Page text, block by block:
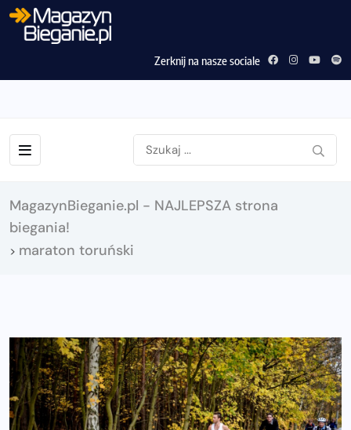
Zerknij na nasze sociale
MagazynBieganie.pl - NAJLEPSZA strona
biegania!
> maraton toruński